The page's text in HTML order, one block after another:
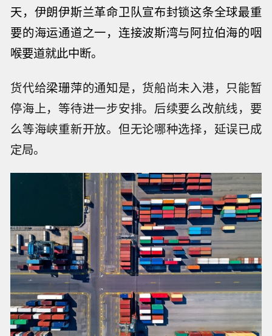
天，伊朗伊斯兰革命卫队宣布封锁这条全球最重
要的海运通道之一，连接波斯湾与阿拉伯海的咽
喉要道就此中断。
货代给梁珊萍的通知是，货船尚未入港，只能暂
停海上，等待进一步安排。后续要么改航线，要
么等海峡重新开放。但无论哪种选择，延误已成
定局。